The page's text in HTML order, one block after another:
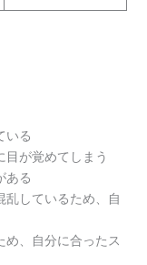
いる
が覚めてしまう
ある
しているため、自
め、自分に合ったス